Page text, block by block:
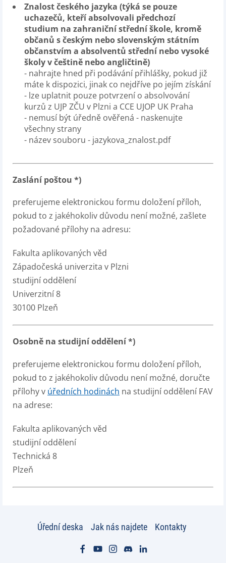
Znalost českého jazyka (týká se pouze
uchazečů, kteří absolvovali předchozí
studium na zahraniční střední škole, kromě
občanů s českým nebo slovenským státním
občanstvím a absolventů střední nebo vysoké
školy v češtině nebo angličtině)
- nahrajte hned při podávání přihlášky, pokud již
máte k dispozici, jinak co nejdříve po jejím získání
- lze uplatnit pouze potvrzení o absolvování
kurzů z UJP ZČU v Plzni a CCE UJOP UK Praha
- nemusí být úředně ověřená - naskenujte
všechny strany
- název souboru - jazykova_znalost.pdf
Zaslání poštou *)
preferujeme elektronickou formu doložení příloh,
pokud to z jakéhokoliv důvodu není možné, zašlete
požadované přílohy na adresu:
Fakulta aplikovaných věd
Západočeská univerzita v Plzni
studijní oddělení
Univerzitní 8
30100 Plzeň
Osobně na studijní oddělení *)
preferujeme elektronickou formu doložení příloh,
pokud to z jakéhokoliv důvodu není možné, doručte
přílohy v úředních hodinách na studijní oddělení FAV
na adrese:
Fakulta aplikovaných věd
studijní oddělení
Technická 8
Plzeň
Úřední deska Jak nás najdete Kontakty